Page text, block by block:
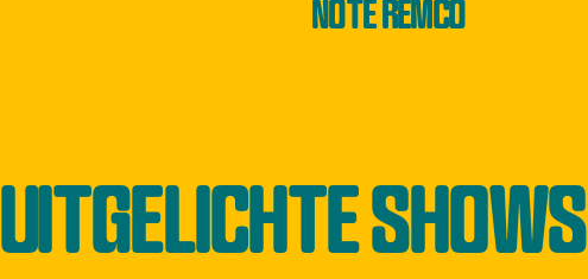
NOTE REMCO
UITGELICHTE SHOWS